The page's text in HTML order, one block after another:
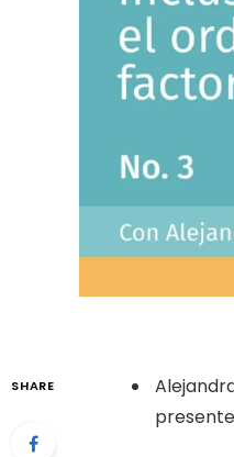
SHARE